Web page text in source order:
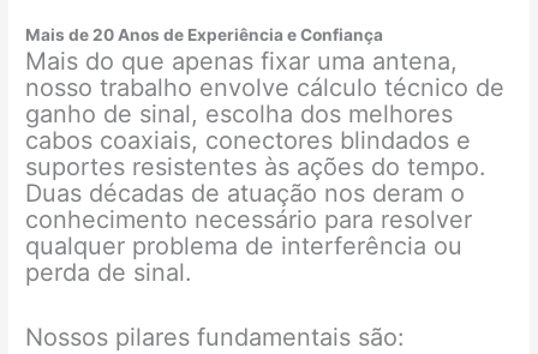
Mais de 20 Anos de Experiência e Confiança
Mais do que apenas fixar uma antena,
nosso trabalho envolve cálculo técnico de
ganho de sinal, escolha dos melhores
cabos coaxiais, conectores blindados e
suportes resistentes às ações do tempo.
Duas décadas de atuação nos deram o
conhecimento necessário para resolver
qualquer problema de interferência ou
perda de sinal.
Nossos pilares fundamentais são: